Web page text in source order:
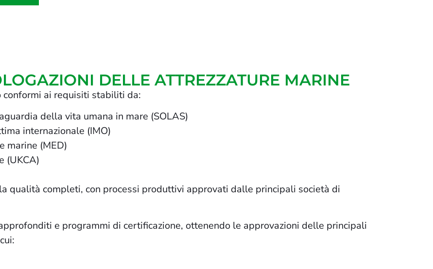
DELLE ATTREZZATURE MARINE
conformi ai requisiti stabiliti da:
della vita umana in mare (SOLAS)
internazionale (IMO)
marine (MED)
(UKCA)
qualità completi, con processi produttivi approvati dalle principali società di
e programmi di certificazione, ottenendo le approvazioni delle principali